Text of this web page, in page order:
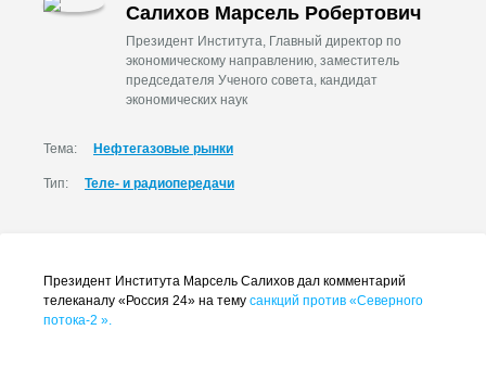
Салихов Марсель Робертович
Президент Института, Главный директор по
экономическому направлению, заместитель
председателя Ученого совета, кандидат
экономических наук
Тема: Нефтегазовые рынки
Тип: Теле- и радиопередачи
Президент Института Марсель Салихов дал комментарий
телеканалу «Россия 24» на тему санкций против «Северного
потока-2 ».